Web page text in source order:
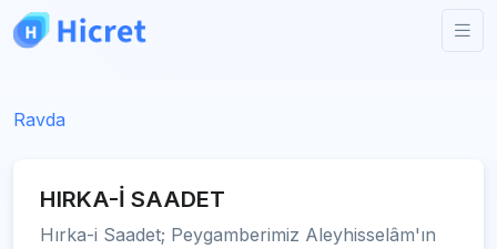
Ravda
HIRKA-İ SAADET
Hırka-i Saadet; Peygamberimiz Aleyhisselâm'ın